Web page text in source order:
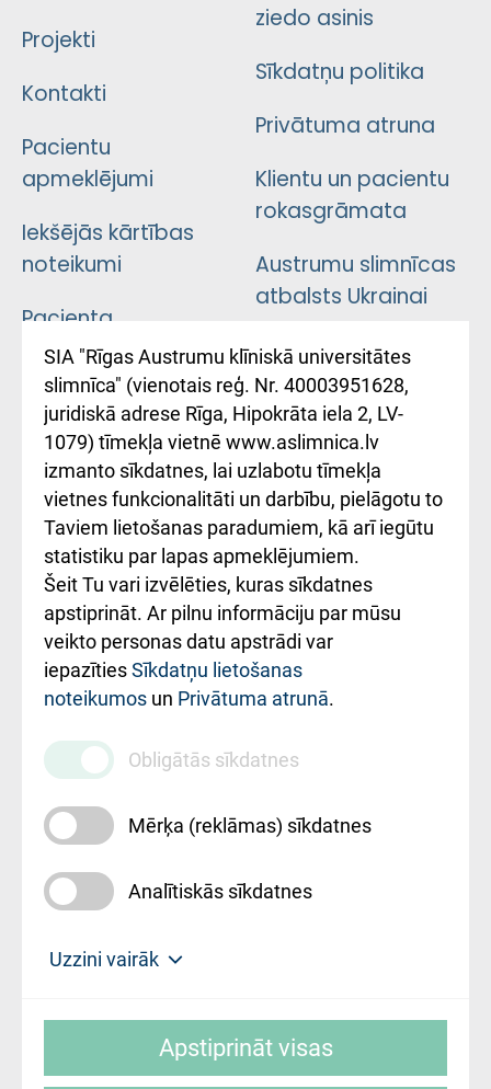
Projekti
Kontakti
Pacientu
apmeklējumi
Iekšējās kārtības
noteikumi
Pacienta
atsauksmju/sūdzību
iesniegšanas
kārtība
Kā pie mums nokļūt
Rēķinu apmaksas
ceļvedis
Rekvizīti un
ārstniecības
iestādes kods
010000234
Maksas
pakalpojumu
cenrādis
ziedo asinis
Sīkdatņu politika
Privātuma atruna
Klientu un pacientu
rokasgrāmata
Austrumu slimnīcas
atbalsts Ukrainai
Підтримка Східної
лікарні та співпраця з
Україною
SIA "Rīgas Austrumu klīniskā universitātes
slimnīca" (vienotais reģ. Nr. 40003951628,
juridiskā adrese Rīga, Hipokrāta iela 2, LV-
1079) tīmekļa vietnē www.aslimnica.lv
izmanto sīkdatnes, lai uzlabotu tīmekļa
vietnes funkcionalitāti un darbību, pielāgotu to
Taviem lietošanas paradumiem, kā arī iegūtu
statistiku par lapas apmeklējumiem.
Šeit Tu vari izvēlēties, kuras sīkdatnes
apstiprināt. Ar pilnu informāciju par mūsu
veikto personas datu apstrādi var
iepazītiesSīkdatņu lietošanas
noteikumos un Privātuma atrunā.
Obligātās sīkdatnes
Mērķa (reklāmas) sīkdatnes
Analītiskās sīkdatnes
Uzzini vairāk
slimnīca, turpmāk – Pārzinis, sīkdatņu
Apstiprināt visas